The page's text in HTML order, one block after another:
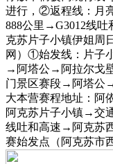
进行，②返程线：月
888公里→G3012线
克苏片子小镇伊姐周
网）①始发线：片子
→阿塔公→阿拉尔戈
门景区赛段→阿塔
大本营赛程地址：阿
阿克苏片子小镇→交
线吐和高速→阿克苏
赛始发点（阿克苏市